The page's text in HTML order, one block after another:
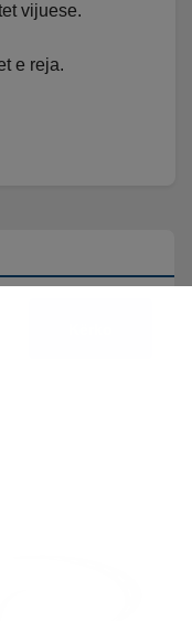
vijuese.
e reja.